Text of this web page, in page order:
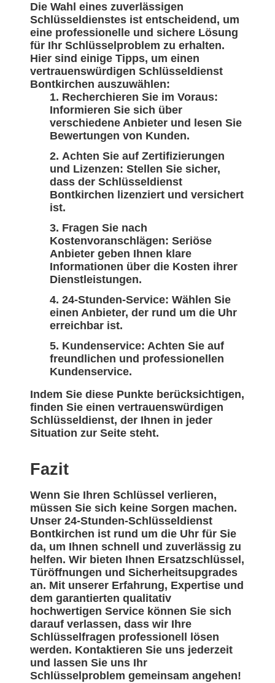
Die Wahl eines zuverlässigen
Schlüsseldienstes ist entscheidend, um
eine professionelle und sichere Lösung
für Ihr Schlüsselproblem zu erhalten.
Hier sind einige Tipps, um einen
vertrauenswürdigen Schlüsseldienst
Bontkirchen auszuwählen:
Recherchieren Sie im Voraus:
Informieren Sie sich über
verschiedene Anbieter und lesen Sie
Bewertungen von Kunden.
Achten Sie auf Zertifizierungen
und Lizenzen: Stellen Sie sicher,
dass der Schlüsseldienst
Bontkirchen lizenziert und versichert
ist.
Fragen Sie nach
Kostenvoranschlägen: Seriöse
Anbieter geben Ihnen klare
Informationen über die Kosten ihrer
Dienstleistungen.
24-Stunden-Service: Wählen Sie
einen Anbieter, der rund um die Uhr
erreichbar ist.
Kundenservice: Achten Sie auf
freundlichen und professionellen
Kundenservice.
Indem Sie diese Punkte berücksichtigen,
finden Sie einen vertrauenswürdigen
Schlüsseldienst, der Ihnen in jeder
Situation zur Seite steht.
Fazit
Wenn Sie Ihren Schlüssel verlieren,
müssen Sie sich keine Sorgen machen.
Unser 24-Stunden-Schlüsseldienst
Bontkirchen ist rund um die Uhr für Sie
da, um Ihnen schnell und zuverlässig zu
helfen. Wir bieten Ihnen Ersatzschlüssel,
Türöffnungen und Sicherheitsupgrades
an. Mit unserer Erfahrung, Expertise und
dem garantierten qualitativ
hochwertigen Service können Sie sich
darauf verlassen, dass wir Ihre
Schlüsselfragen professionell lösen
werden. Kontaktieren Sie uns jederzeit
und lassen Sie uns Ihr
Schlüsselproblem gemeinsam angehen!